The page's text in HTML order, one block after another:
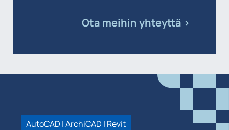
Ota meihin yhteyttä >
AutoCAD | ArchiCAD | Revit